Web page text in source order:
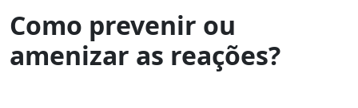
Como prevenir ou
amenizar as reações?